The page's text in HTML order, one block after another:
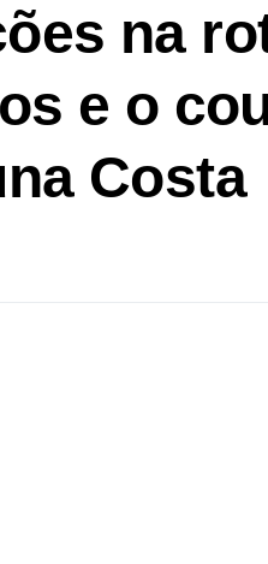
na
e o
Costa